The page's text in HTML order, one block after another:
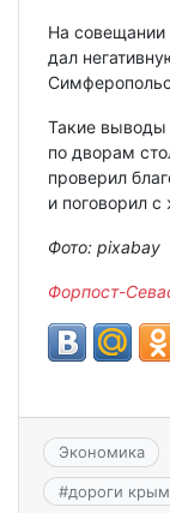
На совещании
дал
Такие выводы
по дворам
проверил
и поговорил
Фото: pixabay
Форпост-
Экономика
#дороги